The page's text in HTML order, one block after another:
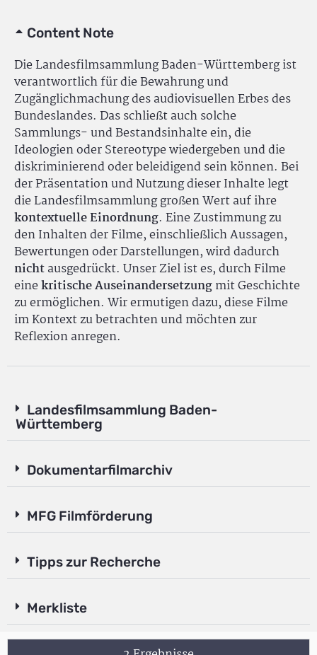
Content Note
Die Landesfilmsammlung Baden-Württemberg ist
verantwortlich für die Bewahrung und
Zugänglichmachung des audiovisuellen Erbes des
Bundeslandes. Das schließt auch solche
Sammlungs- und Bestandsinhalte ein, die
Ideologien oder Stereotype wiedergeben und die
diskriminierend oder beleidigend sein können. Bei
der Präsentation und Nutzung dieser Inhalte legt
die Landesfilmsammlung großen Wert auf ihre
kontextuelle Einordnung. Eine Zustimmung zu
den Inhalten der Filme, einschließlich Aussagen,
Bewertungen oder Darstellungen, wird dadurch
nichtausgedrückt. Unser Ziel ist es, durch Filme
einekritische Auseinandersetzungmit Geschichte
zu ermöglichen. Wir ermutigen dazu, diese Filme
im Kontext zu betrachten und möchten zur
Reflexion anregen.
Landesfilmsammlung Baden-
Württemberg
Dokumentarfilmarchiv
MFG Filmförderung
Tipps zur Recherche
Merkliste